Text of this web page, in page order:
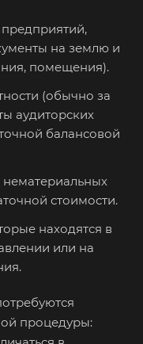
на землю и
помещения).
(обычно за
аудиторских
балансовой
стоимости.
находятся в
или на
процедуры: